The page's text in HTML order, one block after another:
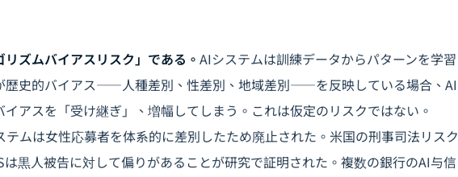
ズムバイアスリスク」である。 AIシステムは訓練データからパターンを学習
歴史的バイアス――人種差別、性差別、地域差別――を反映している場合、AI
アスを「受け継ぎ」、増幅してしまう。これは仮定のリスクではない。
ムは女性応募者を体系的に差別したため廃止された。米国の刑事司法リスク
は黒人被告に対して偏りがあることが研究で証明された。複数の銀行のAI与信